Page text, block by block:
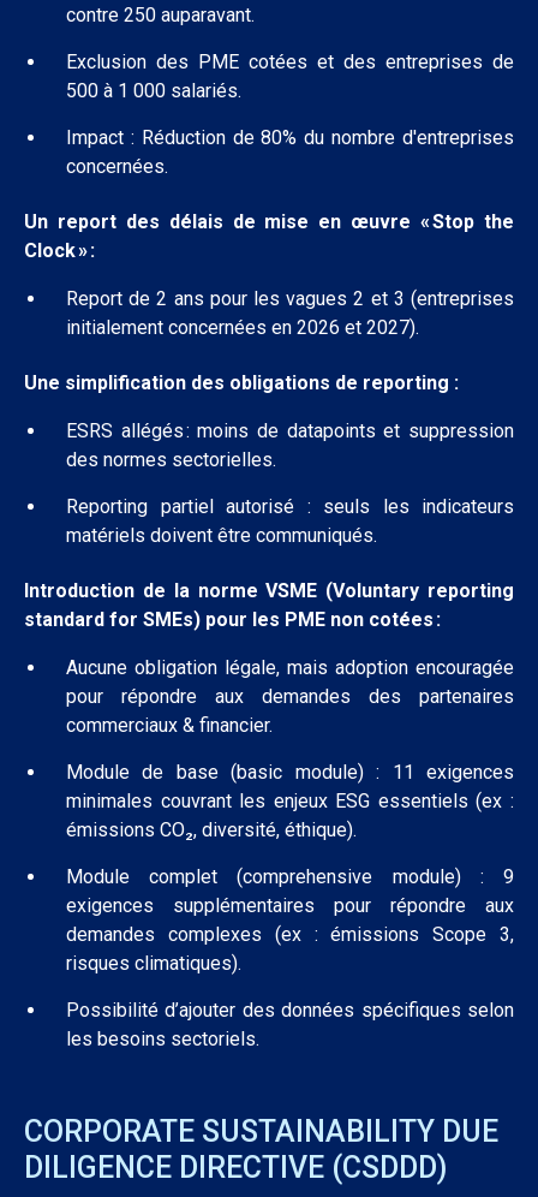
contre 250 auparavant.
Exclusion des PME cotées et des entreprises de
500 à 1 000 salariés.
Impact : Réduction de 80% du nombre d'entreprises
concernées.
Un report des délais de mise en œuvre « Stop the
Clock» :
Report de 2 ans pour les vagues 2 et 3 (entreprises
initialement concernées en 2026 et 2027).
Une simplification des obligations de reporting :
ESRS allégés : moins de datapoints et suppression
des normes sectorielles.
Reporting partiel autorisé : seuls les indicateurs
matériels doivent être communiqués.
Introduction de la norme VSME (Voluntary reporting
standard for SMEs) pour les PME non cotées :
Aucune obligation légale, mais adoption encouragée
pour répondre aux demandes des partenaires
commerciaux & financier.
Module de base (basic module) : 11 exigences
minimales couvrant les enjeux ESG essentiels (ex :
émissions CO₂, diversité, éthique).
Module complet (comprehensive module) : 9
exigences supplémentaires pour répondre aux
demandes complexes (ex : émissions Scope 3,
risques climatiques).
Possibilité d’ajouter des données spécifiques selon
les besoins sectoriels.
CORPORATE SUSTAINABILITY DUE
DILIGENCE DIRECTIVE (CSDDD)